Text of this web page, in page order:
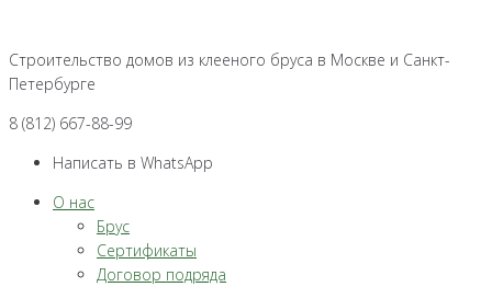
контенту
Строительство домов из клееного бруса в Москве и Санкт-
Петербурге
8 (812) 667-88-99
Написать в WhatsApp
О нас
Брус
Сертификаты
Договор подряда